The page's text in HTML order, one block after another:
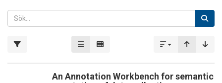
An Annotation Workbench for semantic